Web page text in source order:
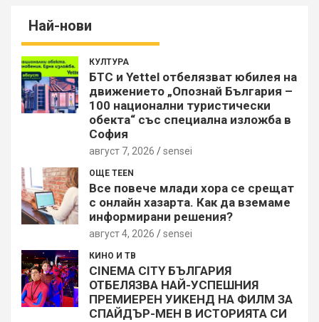
Най-нови
КУЛТУРА
БТС и Yettel отбелязват юбилея на
движението „Опознай България –
100 национални туристически
обекта“ със специална изложба в
София
август 7, 2026 sensei
ОЩЕ TEEN
Все повече млади хора се срещат
с онлайн хазарта. Как да вземаме
информирани решения?
август 4, 2026 sensei
КИНО И ТВ
CINEMA CITY БЪЛГАРИЯ
ОТБЕЛЯЗВА НАЙ-УСПЕШНИЯ
ПРЕМИЕРЕН УИКЕНД НА ФИЛМ ЗА
СПАЙДЪР-МЕН В ИСТОРИЯТА СИ